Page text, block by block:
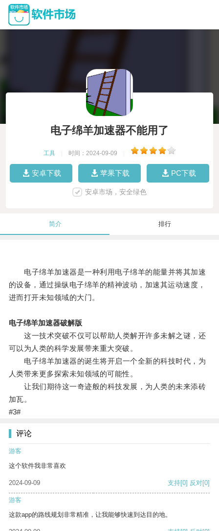
电子绵羊加速器不能用了
工具 时间：2024-09-09
安卓下载 苹果下载 PC下载
安卓市场，安全绿色
简介 排行
电子绵羊加速器是一种利用电子绵羊的能量并将其加速
的设备，通过操纵电子绵羊的精神波动，加速其运动速度，
进而打开未知领域的大门。
电子绵羊加速器破解版
这一技术突破不仅可以帮助人类解开许多未解之谜，还
可以为人类的科学发展带来重大突破。
电子绵羊加速器的诞生将开启一个全新的科技时代，为
人类带来更多探索未知领域的可能性。
让我们期待这一奇迹般的科技发展，为人类的未来添砖
加瓦。
#3#
评论
游客
这个软件我非常喜欢
2024-09-09 支持[0] 反对[0]
游客
这款app的路线规划非常精准，让我能够快速到达目的地。